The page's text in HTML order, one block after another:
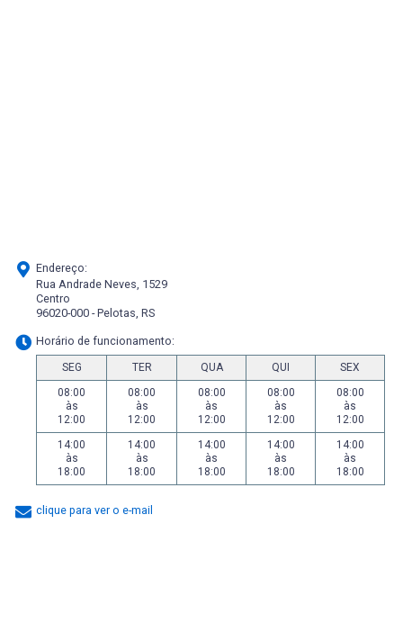
Endereço:
Rua Andrade Neves, 1529
Centro
96020-000 - Pelotas, RS
Horário de funcionamento:
SEG TER QUA QUI
SEX
08:00
às
12:00
08:00
às
12:00
08:00
às
12:00
08:00
às
12:00
08:00
às
12:00
14:00
às
18:00
14:00
às
18:00
14:00
às
18:00
14:00
às
18:00
14:00
às
18:00
clique para ver o e-mail